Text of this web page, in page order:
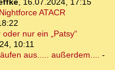
, 16.07.2024, 17:15
ATACR
nur ein „Patsy“
10:11
aus..... außerdem.... -